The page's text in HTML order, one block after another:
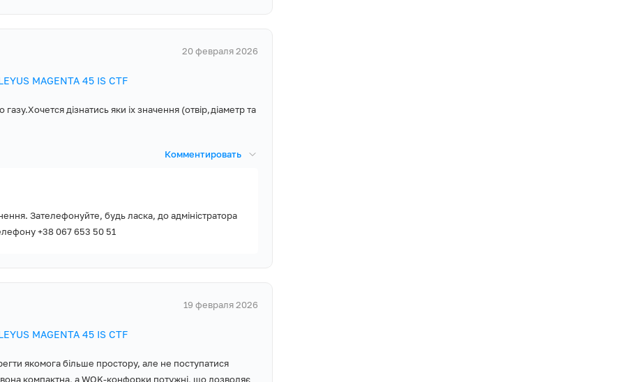
20 февраля 2026
MAGENTA 45 IS CTF
дізнатись яки іх значення (отвір,діаметр та
Комментировать
Зателефонуйте, будь ласка, до адміністратора
+38 067 653 50 51
19 февраля 2026
MAGENTA 45 IS CTF
якомога більше простору, але не поступатися
компактна, а WOK-конфорки потужні, що дозволяє